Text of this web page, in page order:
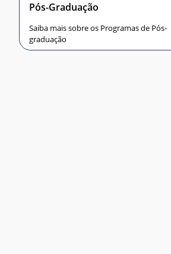
Pós-Graduação
Saiba mais sobre os Programas de Pós-
graduação